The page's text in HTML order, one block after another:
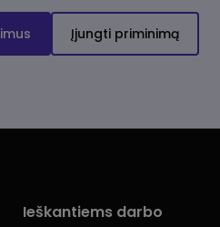
Įjungti priminimą
Ieškantiems darbo